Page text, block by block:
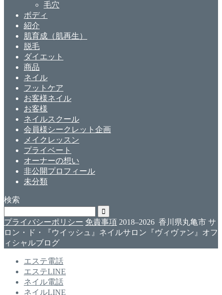
毛穴
ボディ
紹介
肌育成（肌再生）
脱毛
ダイエット
商品
ネイル
フットケア
お客様ネイル
お客様
ネイルスクール
会員様シークレット企画
メイクレッスン
プライベート
オーナーの想い
非公開プロフィール
未分類
検索
プライバシーポリシー 免責事項 2018–2026 香川県丸亀市 サ
ロン・ド・『ウイッシュ』ネイルサロン『ヴィヴァン』オフ
ィシャルブログ
エステ電話
エステLINE
ネイル電話
ネイルLINE